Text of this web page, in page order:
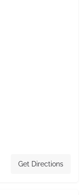
Get Directions